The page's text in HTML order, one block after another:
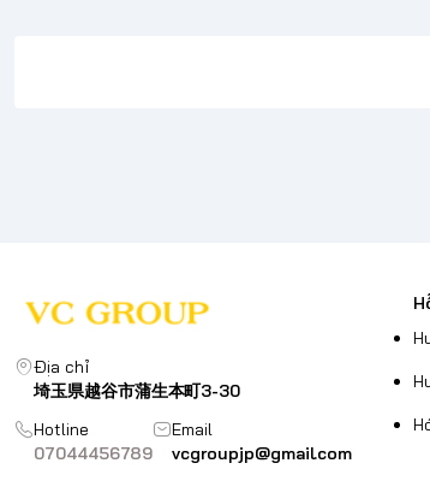
Địa chỉ
埼玉県越谷市蒲生本町3-30
Hotline
07044456789
Email
vcgroupjp@gmail.com